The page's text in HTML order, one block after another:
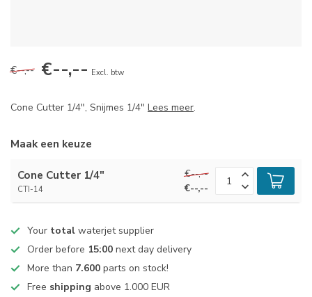
€--,-- €--,-- Excl. btw
Cone Cutter 1/4", Snijmes 1/4" Lees meer.
Maak een keuze
Cone Cutter 1/4"
CTI-14
€--,--
€--,--
Your total waterjet supplier
Order before 15:00 next day delivery
More than 7.600 parts on stock!
Free shipping above 1.000 EUR